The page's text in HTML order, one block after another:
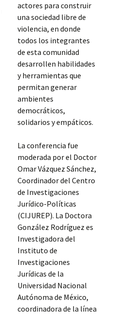
actores para construir
una sociedad libre de
violencia, en donde
todos los integrantes
de esta comunidad
desarrollen habilidades
y herramientas que
permitan generar
ambientes
democráticos,
solidarios y empáticos.
La conferencia fue
moderada por el Doctor
Omar Vázquez Sánchez,
Coordinador del Centro
de Investigaciones
Jurídico-Políticas
(CIJUREP). La Doctora
González Rodríguez es
Investigadora del
Instituto de
Investigaciones
Jurídicas de la
Universidad Nacional
Autónoma de México,
coordinadora de la línea